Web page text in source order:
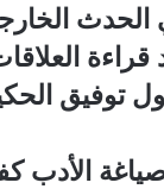
الحدث
توفيق
الأدب